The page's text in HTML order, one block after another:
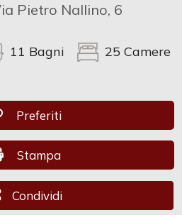
Pietro Nallino, 6
11 Bagni 25 Camere
Preferiti: Cod. CAM 797
Preferiti
Stampa: Cod. CAM 797
Stampa
Condividi
Condividi